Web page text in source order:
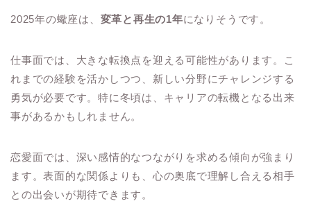
2025年の蠍座は、 変革と再生の1年になりそうです。
仕事面では、大きな転換点を迎える可能性があります。こ
れまでの経験を活かしつつ、新しい分野にチャレンジする
勇気が必要です。特に冬頃は、キャリアの転機となる出来
事があるかもしれません。
恋愛面では、深い感情的なつながりを求める傾向が強まり
ます。表面的な関係よりも、心の奥底で理解し合える相手
との出会いが期待できます。